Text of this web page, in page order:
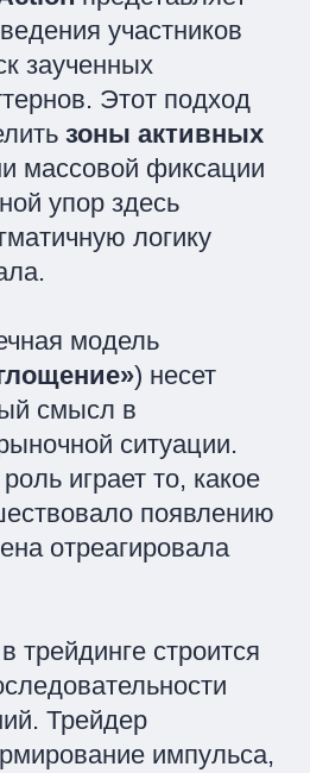
участников
заученных
Этот подход
зоны активных
массовой фиксации
упор здесь
логику
модель
) несет
смысл в
ситуации.
играет то, какое
появлению
отреагировала
трейдинге строится
Трейдер
импульса,